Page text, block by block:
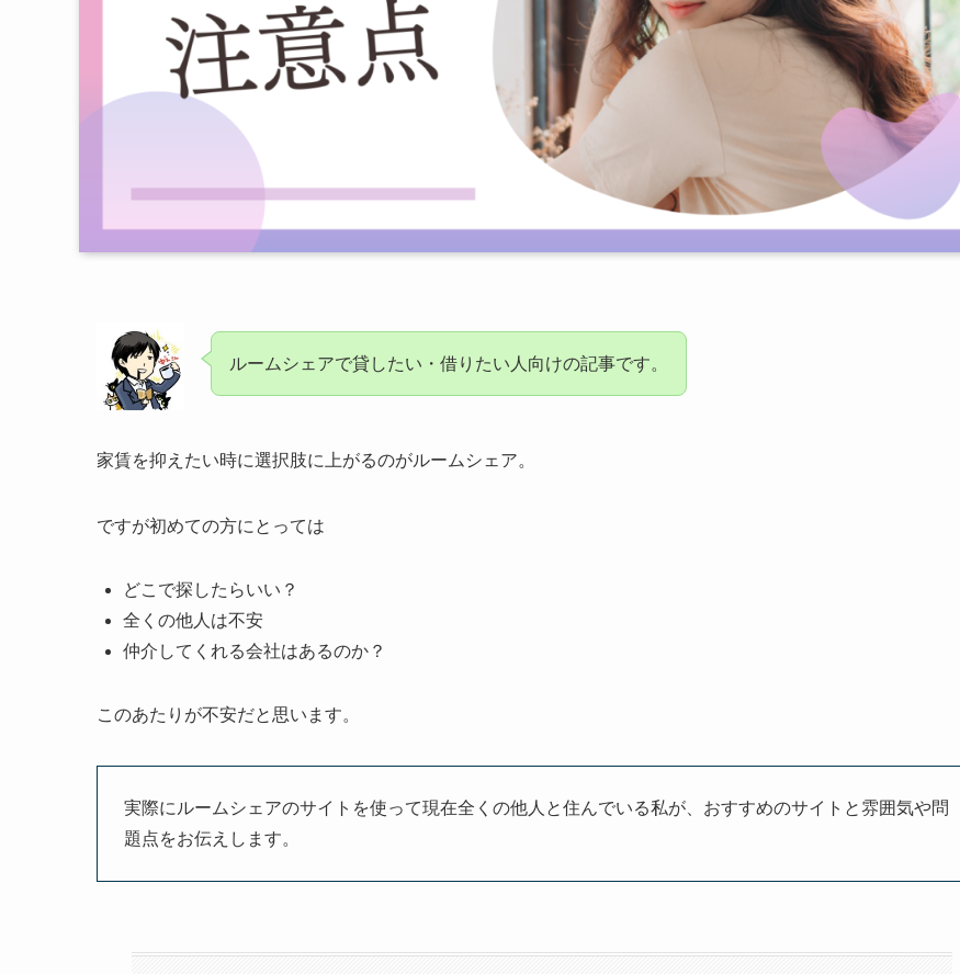
ルームシェアで貸したい・借りたい人向けの記事です。
家賃を抑えたい時に選択肢に上がるのがルームシェア。
ですが初めての方にとっては
どこで探したらいい？
全くの他人は不安
仲介してくれる会社はあるのか？
このあたりが不安だと思います。
実際にルームシェアのサイトを使って現在全くの他人と住んでいる私が、おすすめのサイトと雰囲気や問
題点をお伝えします。